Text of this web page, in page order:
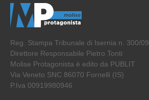
Reg. Stampa Tribunale di Isernia n. 300/09
Direttore Responsabile Pietro Tonti
Molise Protagonista è edito da PUBLIT
Via Veneto SNC 86070 Fornelli (IS)
P.Iva 00919980946